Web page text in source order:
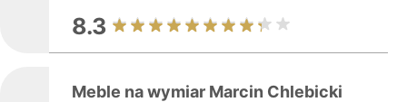
8.3
Meble na wymiar Marcin Chlebicki